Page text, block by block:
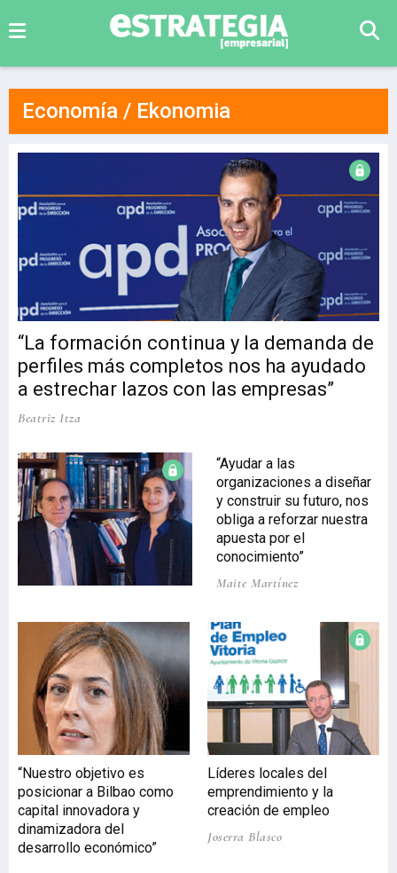
Economía / Ekonomia
“La formación continua y la demanda de
perfiles más completos nos ha ayudado
a estrechar lazos con las empresas”
Beatriz Itza
“Ayudar a las
organizaciones a diseñar
y construir su futuro, nos
obliga a reforzar nuestra
apuesta por el
conocimiento”
Maite Martínez
“Nuestro objetivo es
posicionar a Bilbao como
capital innovadora y
dinamizadora del
desarrollo económico”
Líderes locales del
emprendimiento y la
creación de empleo
Joserra Blasco